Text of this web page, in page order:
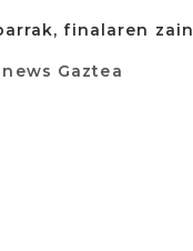
finalaren zain
Gaztea